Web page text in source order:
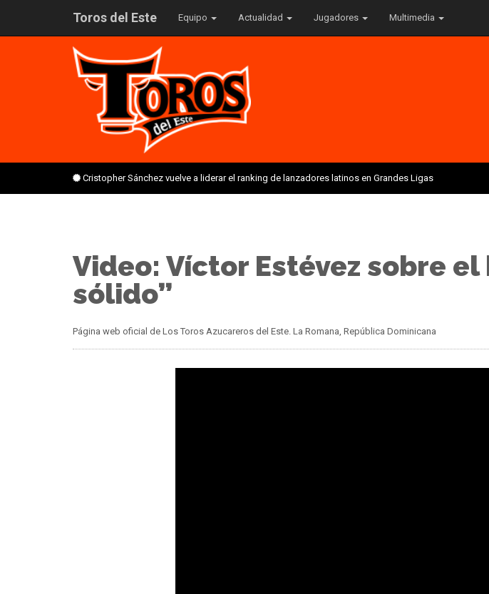
Toros del Este Equipo Actualidad Jugadores Multimedia
Cristopher Sánchez vuelve a liderar el ranking de lanzadores latinos en Grandes Ligas
Video: Víctor Estévez sobre
sólido”
Página web oficial de Los Toros Azucareros del Este. La Romana, República Dominicana